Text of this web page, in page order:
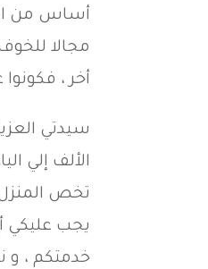
أساس من
مجالا
أخر ،
سيدتي
الألف إلي
تخص المنزل
يجب عليكي
خدمتكم ، و